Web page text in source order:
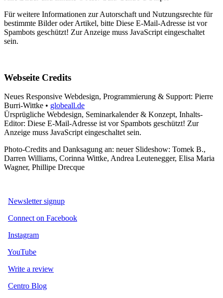
Für weitere Informationen zur Autorschaft und Nutzungsrechte für
bestimmte Bilder oder Artikel, bitte Diese E-Mail-Adresse ist vor
Spambots geschützt! Zur Anzeige muss JavaScript eingeschaltet
sein.
Webseite Credits
Neues Responsive Webdesign, Programmierung & Support: Pierre
Burri-Wittke • globeall.de
Ürsprügliche Webdesign, Seminarkalender & Konzept, Inhalts-
Editor: Diese E-Mail-Adresse ist vor Spambots geschützt! Zur
Anzeige muss JavaScript eingeschaltet sein.
Photo-Credits and Danksagung an: neuer Slideshow: Tomek B.,
Darren Williams, Corinna Wittke, Andrea Leutenegger, Elisa Maria
Wagner, Phillipe Drecque
Newsletter signup
Connect on Facebook
Instagram
YouTube
Write a review
Centro Blog